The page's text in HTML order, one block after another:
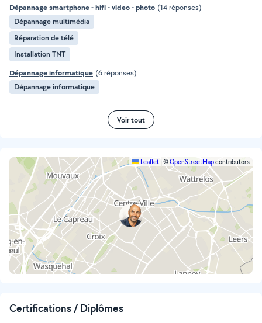
Dépannage smartphone - hifi - video - photo (14 réponses)
Dépannage multimédia
Réparation de télé
Installation TNT
Dépannage informatique (6 réponses)
Dépannage informatique
Voir tout
Leaflet ©OpenStreetMapcontributors
Certifications / Diplômes